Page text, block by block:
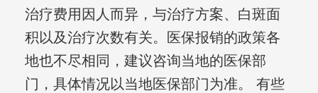
治疗费用因人而异，与治疗方案、白斑面
积以及治疗次数有关。医保报销的政策各
地也不尽相同，建议咨询当地的医保部
门，具体情况以当地医保部门为准。 有些